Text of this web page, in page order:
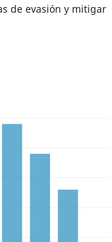
de evasión y mitigar